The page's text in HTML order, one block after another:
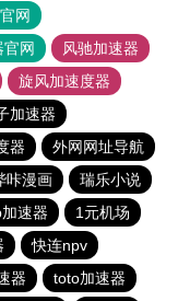
网
官网
风驰加速器
旋风加速度器
加速器
器
外网网址导航
咔漫画
瑞乐小说
速器
1元机场
快连npv
器
toto加速器